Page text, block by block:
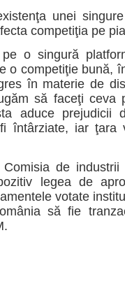
unei
competiţia pe
o singură
o competiţie bună,
în materie de
să faceţi ceva
aduce prejudicii
întârziate, iar ţara
de
legea de
votate
să fie